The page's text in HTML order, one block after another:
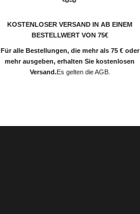
KOSTENLOSER VERSAND IN AB EINEM
BESTELLWERT VON 75€
Für alle Bestellungen, die mehr als 75 € oder
mehr ausgeben, erhalten Sie kostenlosen
Versand.Es gelten die AGB.